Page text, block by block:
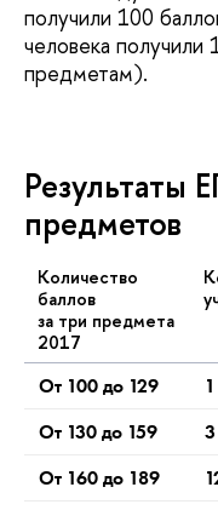
получили 100
человека
предметам).
Результаты
предметов
Количество
баллов
за три предмета
2017
От 100 до 129 1
От 130 до 159
3
От 160 до 189